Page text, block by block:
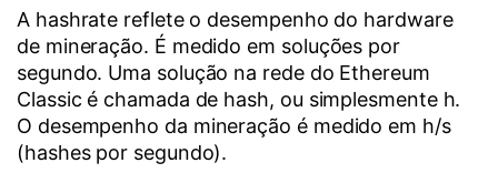
A hashrate reflete o desempenho do hardware
de mineração. É medido em soluções por
segundo. Uma solução na rede do Ethereum
Classic é chamada de hash, ou simplesmente h.
O desempenho da mineração é medido em h/s
(hashes por segundo).